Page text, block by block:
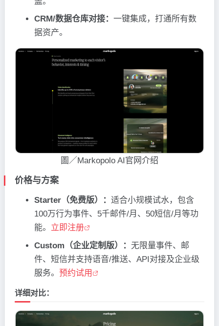
CRM/数据仓库对接： 一键集成，打通所有数
据资产。
圖／Markopolo AI官网介绍
价格与方案
Starter（免费版）： 适合小规模试水，包含
100万行为事件、5千邮件/月、50短信/月等功
能。 立即注册
Custom（企业定制版）： 无限量事件、邮
件、短信并支持语音/推送、API对接及企业级
服务。 预约试用
详细对比：